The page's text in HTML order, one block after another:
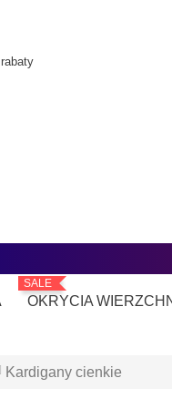
SALE
OKRYCIA
Kardigany cienkie